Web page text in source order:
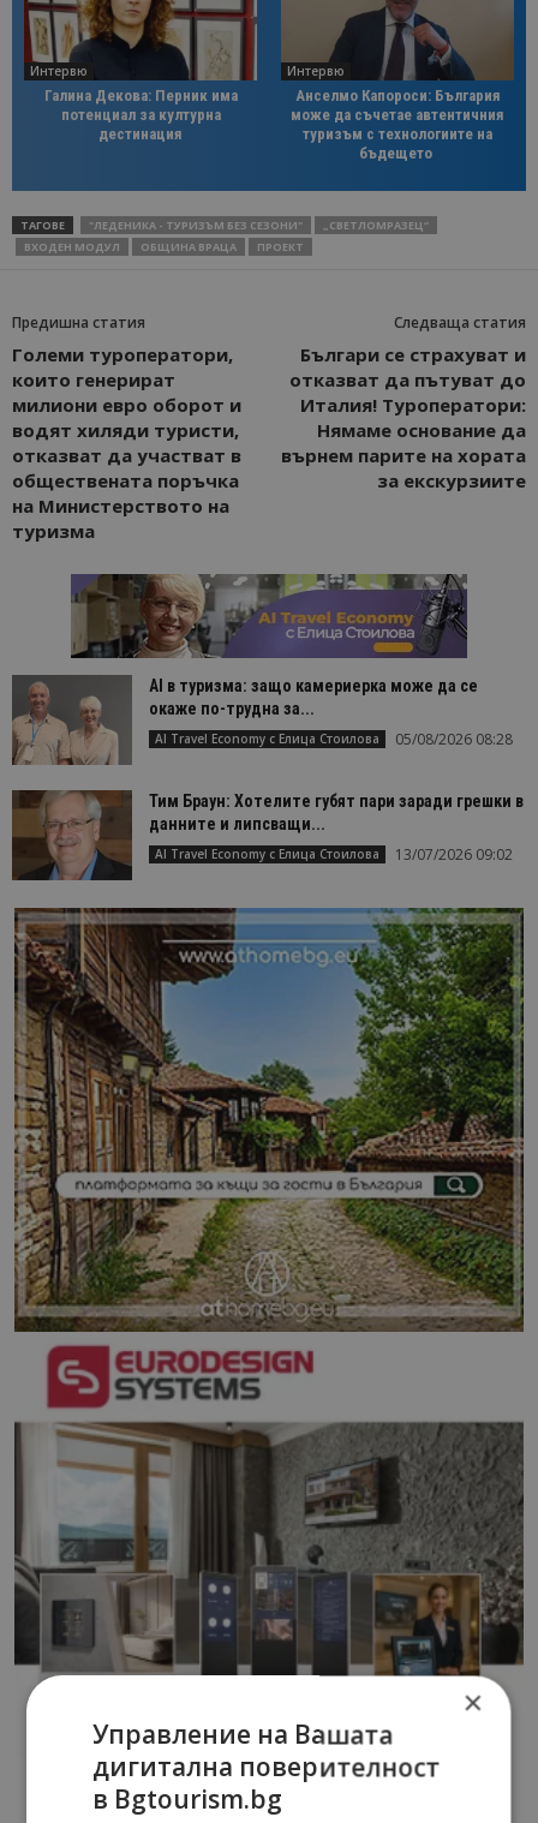
Интервю
Галина Декова: Перник има
потенциал за културна
дестинация
Интервю
Анселмо Капороси: България
може да съчетае автентичния
туризъм с технологиите на
бъдещето
ТАГОВЕ "ЛЕДЕНИКА - ТУРИЗЪМ БЕЗ СЕЗОНИ"
„СВЕТЛОМРАЗЕЦ“
ВХОДЕН МОДУЛ
ОБЩИНА ВРАЦА ПРОЕКТ
Предишна статия
Големи туроператори,
които генерират
милиони евро оборот и
водят хиляди туристи,
отказват да участват в
обществената поръчка
на Министерството на
туризма
Следваща статия
Българи се страхуват и
отказват да пътуват до
Италия! Туроператори:
Нямаме основание да
върнем парите на хората
за екскурзиите
AI в туризма: защо камериерка може да се
окаже по-трудна за...
AI Travel Economy с Елица Стоилова 05/08/2026 08:28
Тим Браун: Хотелите губят пари заради грешки в
данните и липсващи...
AI Travel Economy с Елица Стоилова 13/07/2026 09:02
×
Управление на Вашата
дигитална поверителност
в Bgtourism.bg